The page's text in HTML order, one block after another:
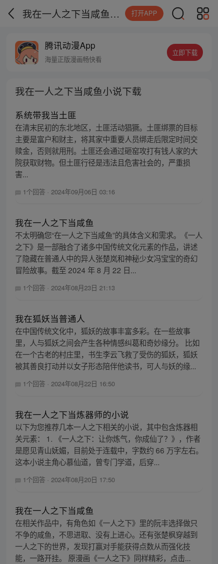
我在一人之下当咸鱼小说下载 打开APP
腾讯动漫App
海量正版漫画畅快看
立即下载
我在一人之下当咸鱼小说下载
系统带我当土匪
在清末民初的东北地区，土匪活动猖獗。土匪绑票的目标
主要是富户和财主，将其家中重要人员绑走后限定时间交
赎金，否则就用刑。土匪还会通过砸窑攻打有钱人家的大
院获取财物。但土匪行径是违法且危害社会的，严重损
害...
1个回答 · 2024年09月06日 03:16
我在一人之下当咸鱼
不太明确您“在一人之下当咸鱼”的具体含义和需求。《一人
之下》是一部融合了诸多中国传统文化元素的作品，讲述
了隐藏在普通人中的异人张楚岚和神秘少女冯宝宝的奇幻
冒险故事。截至 2024 年 8 月 22 日...
1个回答 · 2024年08月23日 21:13
我在狐妖当普通人
在中国传统文化中，狐妖的故事丰富多彩。在一些故事
里，人与狐妖之间会产生各种情感纠葛和奇妙缘分。 比如
在一个古老的村庄里，书生李云飞救了受伤的狐妖，狐妖
被其善良打动并以女子形态陪伴他读书，可人与妖的缘...
1个回答 · 2024年08月22日 16:50
我在一人之下当炼器师的小说
以下为您推荐几本一人之下相关的小说，其中包含炼器相
关元素： 1. 《一人之下：让你炼气，你成仙了？》，作者
是愿见青山妩媚，目前处于连载中，字数约 66 万字左右。
这本小说主角心慕仙道，曾专门学道，后穿...
1个回答 · 2024年08月20日 17:50
我在一人之下当咸鱼
在相关作品中，有角色如《一人之下》里的阮丰选择做只
不争的咸鱼，不思进取、没有上进心。还有张楚枫穿越到
一人之下的世界，发现打赢对手能获得点数从而强化技
能，一路开挂。 原漫画《一人之下》同样精彩，点击...